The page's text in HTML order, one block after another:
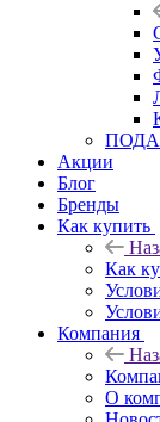
Акции
Блог
Бренды
Как купить
Как
Компания
О